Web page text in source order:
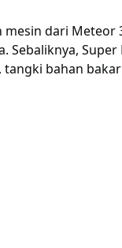
dari Meteor
Sebaliknya,
bahan